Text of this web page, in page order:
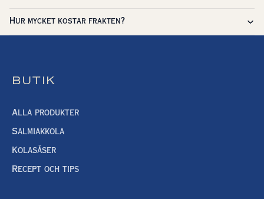
Hur mycket kostar frakten?
BUTIK
Alla produkter
Salmiakkola
Kolasåser
Recept och tips